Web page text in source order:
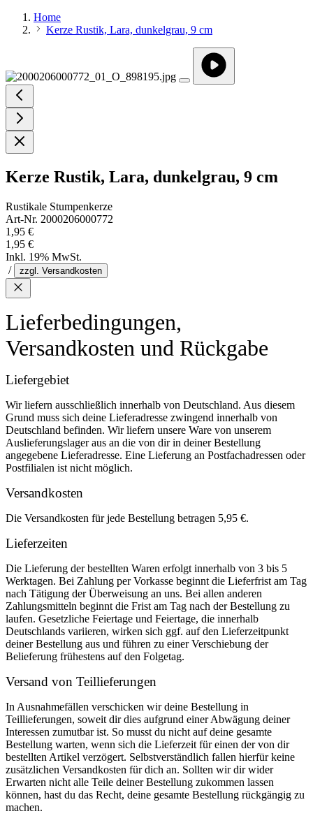
Home
Kerze Rustik, Lara, dunkelgrau, 9 cm
Kerze Rustik, Lara, dunkelgrau, 9 cm
Rustikale Stumpenkerze
Art-Nr. 2000206000772
1,95 €
1,95 €
Inkl. 19% MwSt.
/
zzgl. Versandkosten
Lieferbedingungen,
Versandkosten und Rückgabe
Liefergebiet
Wir liefern ausschließlich innerhalb von Deutschland. Aus diesem
Grund muss sich deine Lieferadresse zwingend innerhalb von
Deutschland befinden. Wir liefern unsere Ware von unserem
Auslieferungslager aus an die von dir in deiner Bestellung
angegebene Lieferadresse. Eine Lieferung an Postfachadressen oder
Postfilialen ist nicht möglich.
Versandkosten
Die Versandkosten für jede Bestellung betragen 5,95 €.
Lieferzeiten
Die Lieferung der bestellten Waren erfolgt innerhalb von 3 bis 5
Werktagen. Bei Zahlung per Vorkasse beginnt die Lieferfrist am Tag
nach Tätigung der Überweisung an uns. Bei allen anderen
Zahlungsmitteln beginnt die Frist am Tag nach der Bestellung zu
laufen. Gesetzliche Feiertage und Feiertage, die innerhalb
Deutschlands variieren, wirken sich ggf. auf den Lieferzeitpunkt
deiner Bestellung aus und führen zu einer Verschiebung der
Belieferung frühestens auf den Folgetag.
Versand von Teillieferungen
In Ausnahmefällen verschicken wir deine Bestellung in
Teillieferungen, soweit dir dies aufgrund einer Abwägung deiner
Interessen zumutbar ist. So musst du nicht auf deine gesamte
Bestellung warten, wenn sich die Lieferzeit für einen der von dir
bestellten Artikel verzögert. Selbstverständlich fallen hierfür keine
zusätzlichen Versandkosten für dich an. Sollten wir dir wider
Erwarten nicht alle Teile deiner Bestellung zukommen lassen
können, hast du das Recht, deine gesamte Bestellung rückgängig zu
machen.